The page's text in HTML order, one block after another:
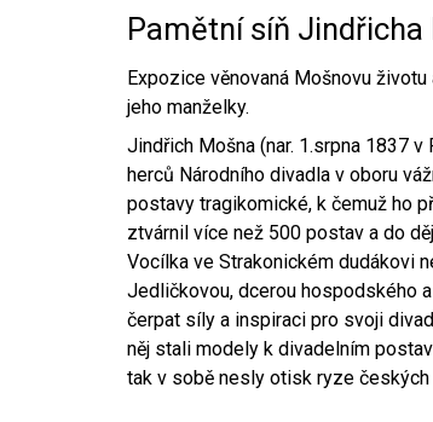
Pamětní síň Jindřicha
Expozice věnovaná Mošnovu
jeho manželky.
Jindřich Mošna (nar. 1.srpna 1837
herců Národního divadla v oboru
postavy tragikomické, k čemuž ho
ztvárnil více než 500 postav a do
Vocílka ve Strakonickém dudákovi
Jedličkovou, dcerou hospodského
čerpat síly a inspiraci pro svoji
něj stali modely k divadelním
tak v sobě nesly otisk ryze českých